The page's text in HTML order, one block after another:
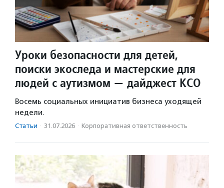
Уроки безопасности для детей,
поиски экоследа и мастерские для
людей с аутизмом — дайджест КСО
Восемь социальных инициатив бизнеса уходящей
недели.
Статьи · 31.07.2026 · Корпоративная ответственность